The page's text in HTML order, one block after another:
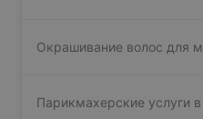
Окрашивание волос для
Парикмахерские услуги